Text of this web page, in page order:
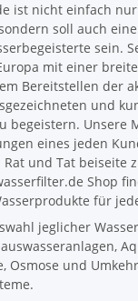
ist nicht einfach
soll auch
sein.
mit einer
Bereitstellen der
und
begeistern. Unsere
eines jeden
und Tat beiseite
Shop
für
jeglicher
Osmose und